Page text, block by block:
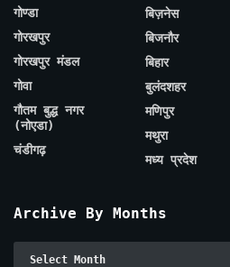
गोण्डा
गोरखपुर
गोरखपुर मंडल
गोवा
गौतम बुद्ध नगर
(नोएडा)
चंडीगढ़
बिज़नेस
बिजनौर
बिहार
बुलंदशहर
मणिपुर
मथुरा
मध्य प्रदेश
Archive By Months